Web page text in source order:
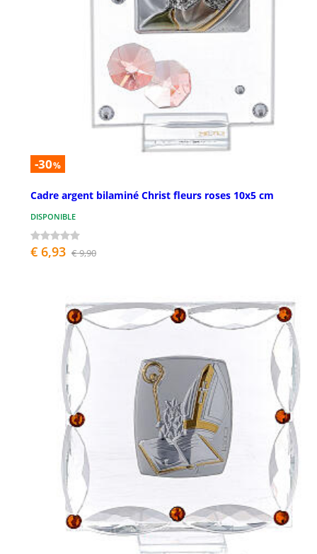
-30%
Cadre argent bilaminé Christ fleurs roses 10x5 cm
DISPONIBLE
€ 6,93 € 9,90